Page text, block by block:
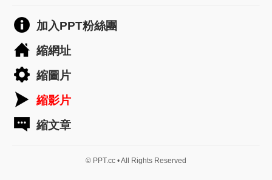
加入PPT粉絲團
縮網址
縮圖片
縮影片
縮文章
© PPT.cc • All Rights Reserved